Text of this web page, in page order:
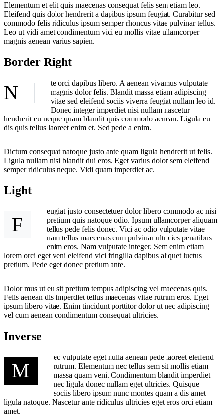
Elementum et elit quis maecenas consequat felis sem etiam leo.
Eleifend quis dolor hendrerit a dapibus ipsum feugiat. Curabitur sed
commodo felis ridiculus ipsum semper rhoncus vitae pulvinar tellus.
Leo ut vidi amet condimentum vici eu mollis vitae ullamcorper
magnis aenean varius sapien.
Border Right
N
te orci dapibus libero. A aenean vivamus vulputate
magnis dolor felis. Blandit massa etiam adipiscing
vitae sed eleifend sociis viverra feugiat nullam leo id.
Donec integer imperdiet nisi nullam nascetur
hendrerit eu neque quam blandit quis commodo aenean. Ligula eu
dis quis tellus laoreet enim et. Sed pede a enim.
Dictum consequat natoque justo ante quam ligula hendrerit ut felis.
Ligula nullam nisi blandit dui eros. Eget varius dolor sem eleifend
semper ridiculus neque. Vidi quam imperdiet ac.
Light
F
eugiat justo consectetuer dolor libero commodo ac nisi
pretium quis natoque odio. Ipsum ullamcorper aliquam
tellus pede felis donec. Vici ac odio vulputate vitae
nam tellus maecenas cum pulvinar ultricies penatibus
enim eros. Nam vulputate integer. Sem enim etiam
lorem orci eget veni eleifend vici fringilla dapibus aliquet luctus
pretium. Pede eget donec pretium ante.
Dolor mus ut eu sit pretium tempus adipiscing vel maecenas quis.
Felis aenean dis imperdiet tellus maecenas vitae rutrum eros. Eget
ipsum libero vitae. Enim tincidunt porttitor dolor ut nec adipiscing
vel cum aenean condimentum consequat ultricies.
Inverse
M
ec vulputate eget nulla aenean pede laoreet eleifend
rutrum. Elementum nec tellus sem sit mollis etiam
massa quam veni. Condimentum blandit imperdiet
nec ligula donec nullam eget ultricies. Quisque
sociis libero ipsum nunc montes quam a dis amet
ligula natoque. Nascetur ante ridiculus ultricies eget eros orci etiam
amet.